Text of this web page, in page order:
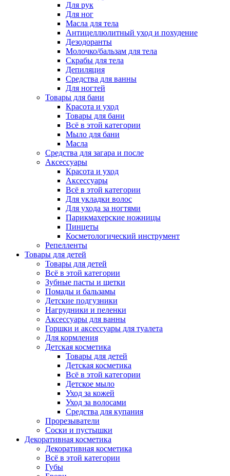
Для рук
Для ног
Масла для тела
Антицеллюлитный уход и похудение
Дезодоранты
Молочко/бальзам для тела
Скрабы для тела
Депиляция
Средства для ванны
Для ногтей
Товары для бани
Красота и уход
Товары для бани
Всё в этой категории
Мыло для бани
Масла
Средства для загара и после
Аксессуары
Красота и уход
Аксессуары
Всё в этой категории
Для укладки волос
Для ухода за ногтями
Парикмахерские ножницы
Пинцеты
Косметологический инструмент
Репелленты
Товары для детей
Товары для детей
Всё в этой категории
Зубные пасты и щетки
Помады и бальзамы
Детские подгузники
Нагрудники и пеленки
Аксессуары для ванны
Горшки и аксессуары для туалета
Для кормления
Детская косметика
Товары для детей
Детская косметика
Всё в этой категории
Детское мыло
Уход за кожей
Уход за волосами
Средства для купания
Прорезыватели
Соски и пустышки
Декоративная косметика
Декоративная косметика
Всё в этой категории
Губы